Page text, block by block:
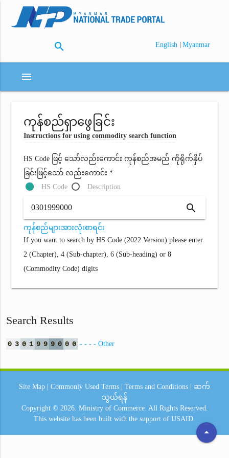
search English | Myanmar
menu
ကုန်စည်ရှာဖွေခြင်း
Instructions for using commodity search function
HS Code ဖြင့် သော်လည်းကောင်း ကုန်စည်အမည် ကိုရိုက်နှိပ်
ခြင်းဖြင့်သော် လည်းကောင်း *
HS Code
Description
search
ကုန်စည်များအားလုံးစာရင်း
If you want to search by HS Code (2022 Version) please enter
2 (Chapter), 4 (Sub-chapter), 6 (Sub-heading) or 8
(Commodity Code) digits
Search Results
0 3 0 1 9 9 9 0 0 0 - - - - Other
arrow_drop_up
Site Map Commonly Used Terms Terms and Conditions
ဆက်
သွယ်ရန်
Copyright © 2026. Ministry of Commerce. All Rights Reserved.
This website has been built with the support of USAID.